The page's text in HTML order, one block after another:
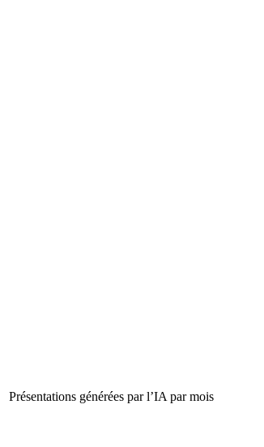
Présentations générées par l’IA par mois